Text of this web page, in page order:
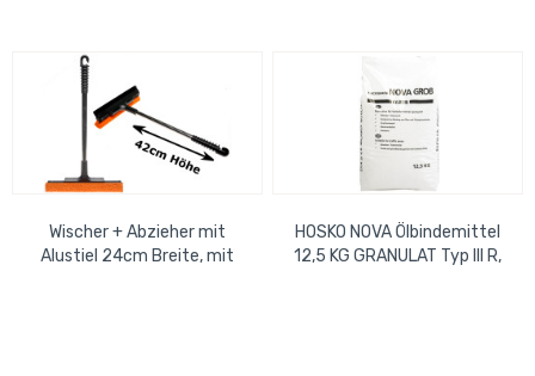
Wischer + Abzieher mit
Alustiel 24cm Breite, mit
HOSKO NOVA Ölbindemittel
12,5 KG GRANULAT Typ III R,